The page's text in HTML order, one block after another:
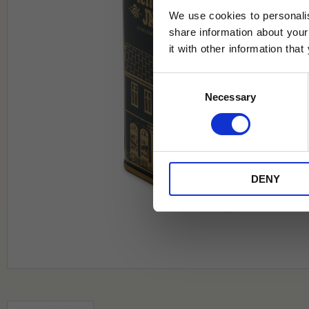
We use cookies to
share information about
it with other information that
Consent
Necessary
DENY
Jag samtycker till Tehuset Javas
* Rabatten gäller endast online på
på ordinarie priser och kan ej